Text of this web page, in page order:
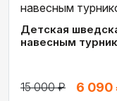
Детская
навесным
15 000 ₽ 6 090